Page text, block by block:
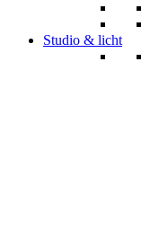
Studio & licht